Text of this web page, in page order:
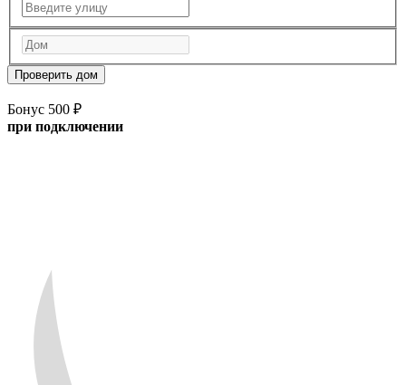
Проверить дом
Бонус 500 ₽
при подключении